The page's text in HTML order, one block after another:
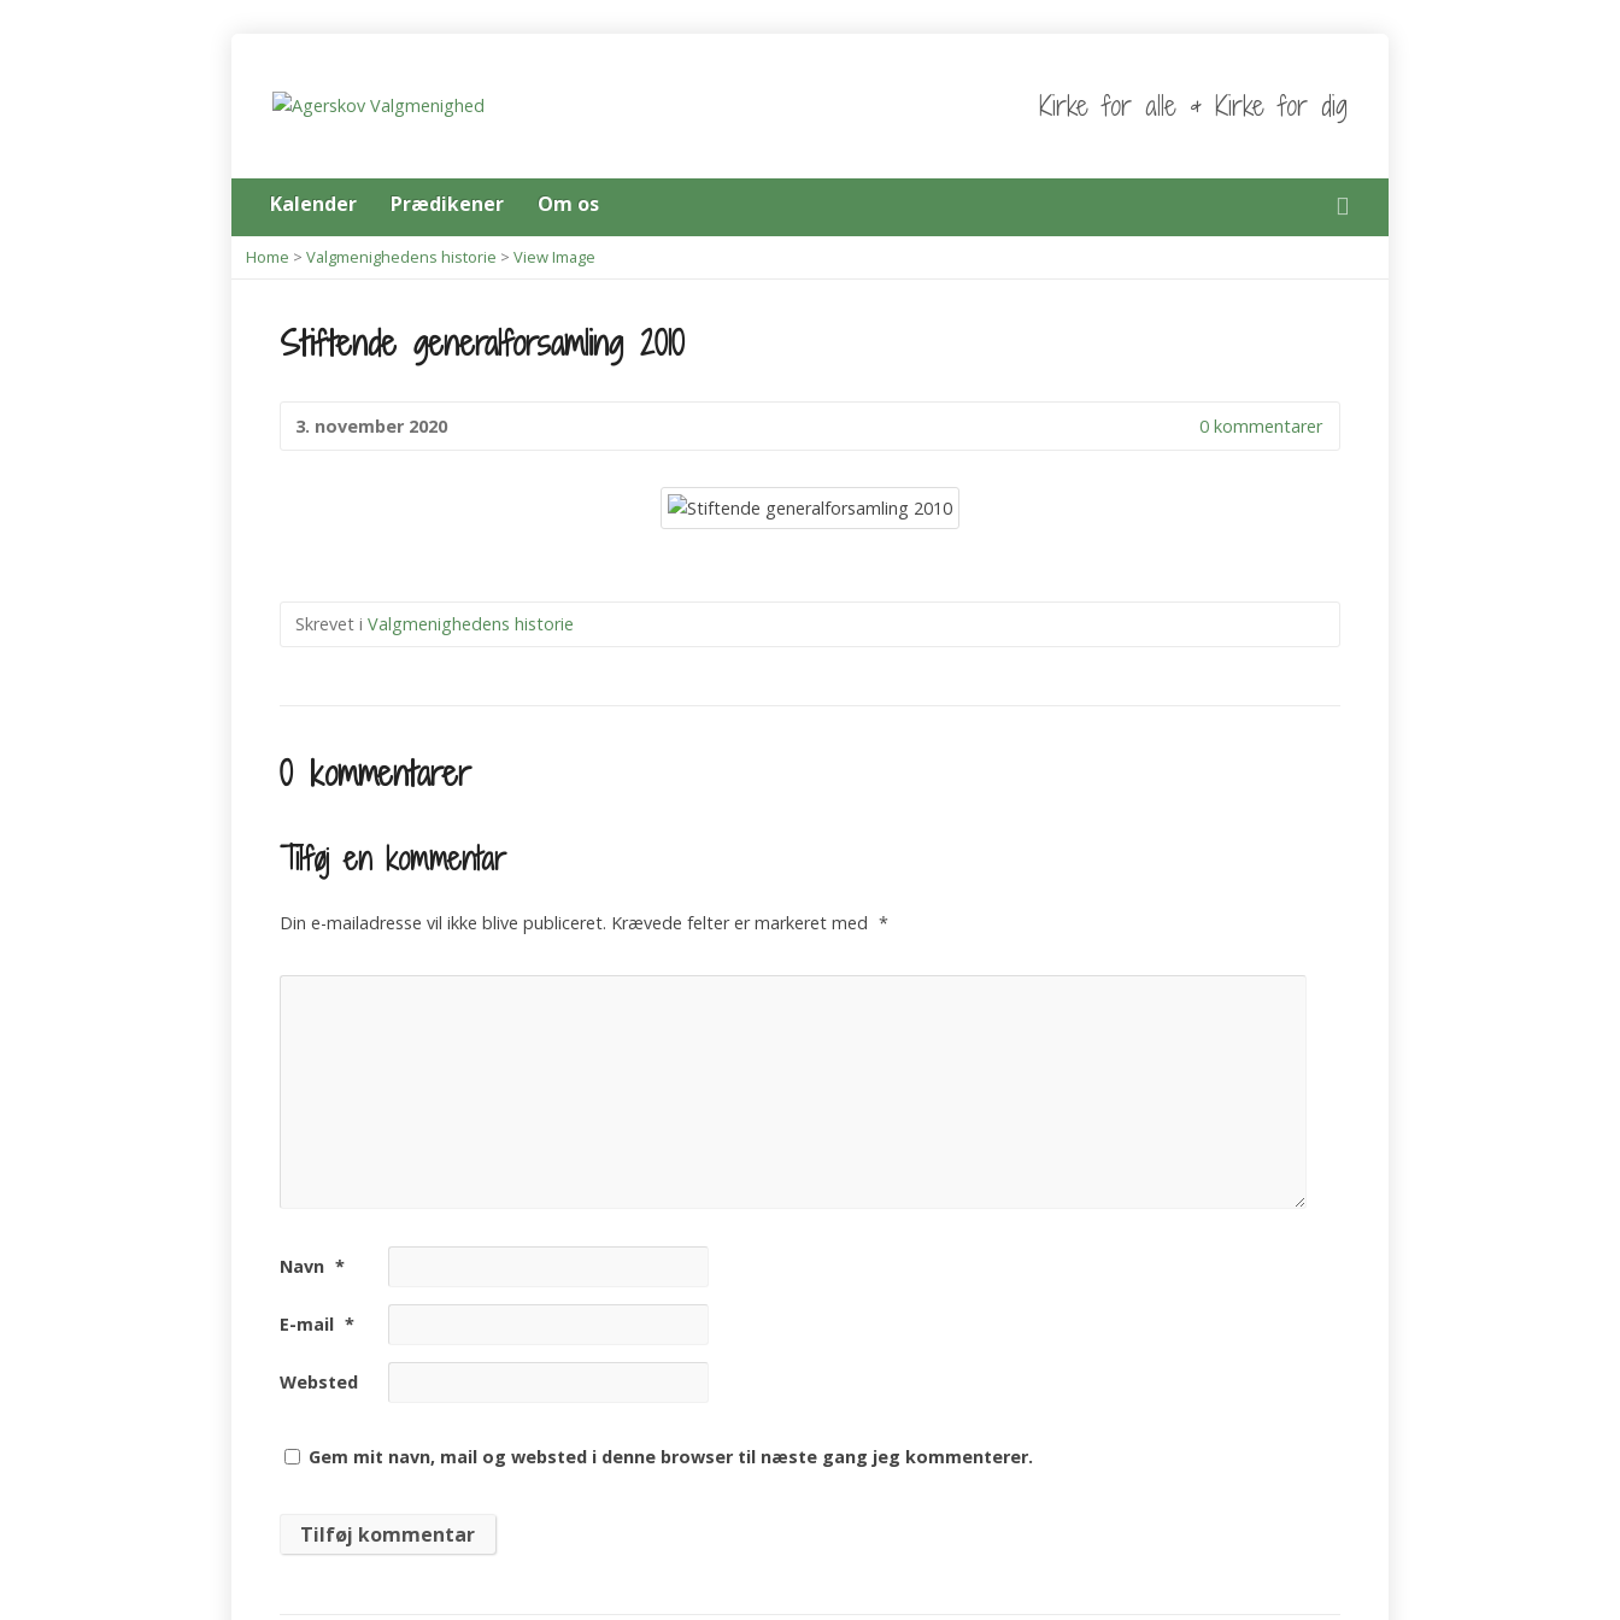
Kirke for alle & Kirke for dig
Kalender Prædikener Om os
Home > Valgmenighedens historie > View Image
Stiftende generalforsamling 2010
3. november 2020 0 kommentarer
Skrevet i Valgmenighedens historie
0 kommentarer
Tilføj en kommentar
Din e-mailadresse vil ikke blive publiceret. Krævede felter er markeret med *
Navn *
E-mail *
Websted
Gem mit navn, mail og websted i denne browser til næste gang jeg kommenterer.